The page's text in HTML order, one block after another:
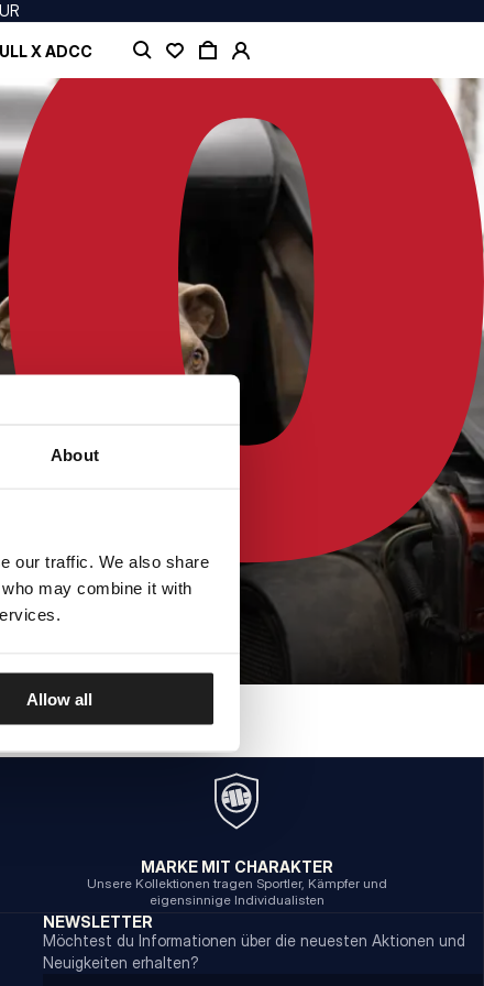
About
our traffic. We also share
may combine it with
Allow all
X ADCC
MARKE MIT CHARAKTER
Unsere Kollektionen tragen Sportler, Kämpfer und
eigensinnige Individualisten
NEWSLETTER
Möchtest du Informationen über die neuesten Aktionen und
Neuigkeiten erhalten?